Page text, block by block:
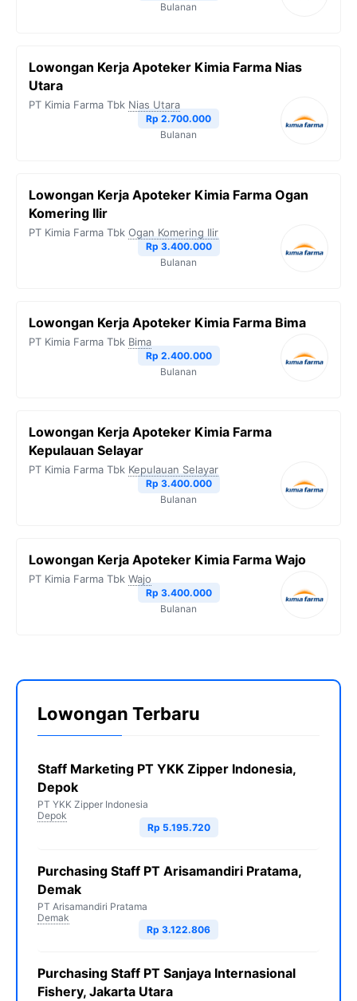
Bulanan
Lowongan Kerja Apoteker Kimia Farma Nias
Utara
PT Kimia Farma Tbk Nias Utara
Rp 2.700.000
Bulanan
Lowongan Kerja Apoteker Kimia Farma Ogan
Komering Ilir
PT Kimia Farma Tbk Ogan Komering Ilir
Rp 3.400.000
Bulanan
Lowongan Kerja Apoteker Kimia Farma Bima
PT Kimia Farma Tbk Bima
Rp 2.400.000
Bulanan
Lowongan Kerja Apoteker Kimia Farma
Kepulauan Selayar
PT Kimia Farma Tbk Kepulauan Selayar
Rp 3.400.000
Bulanan
Lowongan Kerja Apoteker Kimia Farma Wajo
PT Kimia Farma Tbk Wajo
Rp 3.400.000
Bulanan
Lowongan Terbaru
Staff Marketing PT YKK Zipper Indonesia,
Depok
PT YKK Zipper Indonesia
Depok
Rp 5.195.720
Purchasing Staff PT Arisamandiri Pratama,
Demak
PT Arisamandiri Pratama
Demak
Rp 3.122.806
Purchasing Staff PT Sanjaya Internasional
Fishery, Jakarta Utara